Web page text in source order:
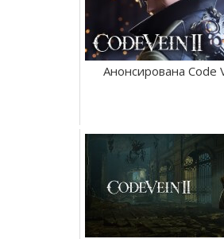
Анонсирована Code